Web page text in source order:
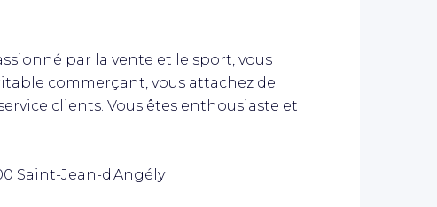
par la vente et le sport, vous
commerçant, vous attachez de
clients. Vous êtes enthousiaste et
Saint-Jean-d'Angély